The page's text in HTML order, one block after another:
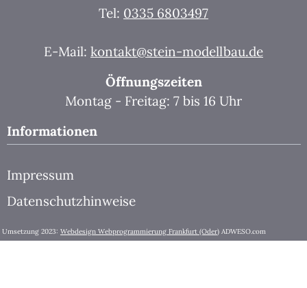
Tel: 0335 6803497
E-Mail: kontakt@stein-modellbau.de
Öffnungszeiten
Montag - Freitag: 7 bis 16 Uhr
Informationen
Impressum
Datenschutzhinweise
Umsetzung 2023: Webdesign Webprogrammierung Frankfurt (Oder) ADWESO.com